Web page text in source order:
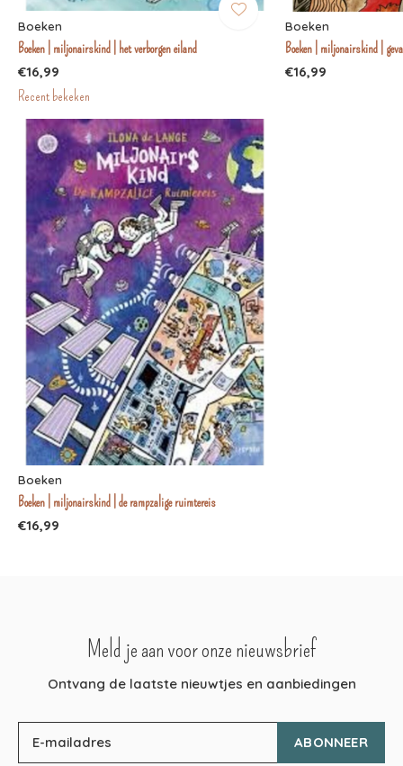
Boeken
Boeken | miljonairskind | het verborgen eiland
€16,99
Boeken
Boeken | miljonairskind |
€16,99
Recent bekeken
Boeken
Boeken | miljonairskind | de rampzalige ruimtereis
€16,99
Meld je aan voor onze nieuwsbrief
Ontvang de laatste nieuwtjes en aanbiedingen
ABONNEER